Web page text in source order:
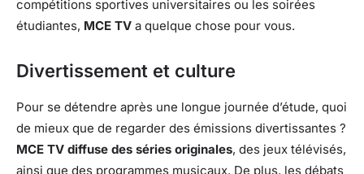
compétitions sportives universitaires ou les soirées
étudiantes, MCE TV a quelque chose pour vous.
Divertissement et culture
Pour se détendre après une longue journée d’étude, quoi
de mieux que de regarder des émissions divertissantes ?
MCE TV diffuse des séries originales, des jeux télévisés,
ainsi que des programmes musicaux. De plus, les débats